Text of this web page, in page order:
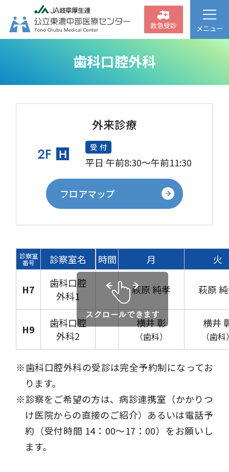
救急受診
歯科口腔外科
外来診療
2F H 受付
平日 午前8:30～午前11:30
フロアマップ
診察室
番号 診察室名 時間 月 火
H7
歯科口腔
外科1
萩原 純孝 萩原
H9
歯科口腔
外科2
横井 彰
（歯科）
横井
（歯科
歯科口腔外科の受診は完全予約制になってお
ります。
診察をご希望の方は、病診連携室（かかりつ
け医院からの直接のご紹介）あるいは電話予
約（受付時間 14：00〜17：00）をお願いし
ます。
メニュー